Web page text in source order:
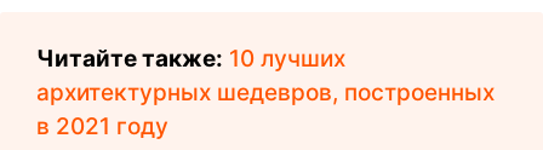
Читайте также: 10 лучших
архитектурных шедевров, построенных
в 2021 году